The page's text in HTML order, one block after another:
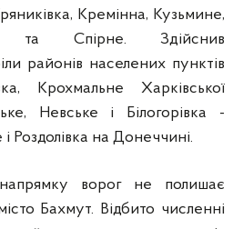
Кремінна, Кузьмине,
та Спірне. Здійснив
районів населених пунктів
Крохмальне Харківської
Невське і Білогорівка -
Роздолівка на Донеччині.
ворог не полишає
Бахмут. Відбито численні